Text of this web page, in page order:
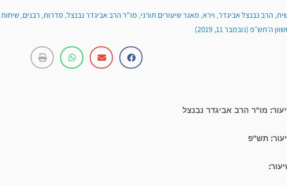
, הרב נבנצל אביגדר, וירא, מאגר שיעורים תורני, מו"ר הרב אביגדר נבנצל,סדרות, רבנים,
ה׳תש״פ (נובמבר 11, 2019)
מו"ר הרב אביגדר נבנצל
תש"פ